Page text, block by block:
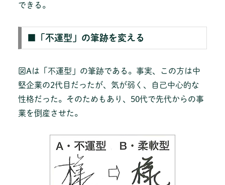
できる。
■「不運型」の筆跡を変える
図Aは「不運型」の筆跡である。事実、この方は中
堅企業の2代目だったが、気が弱く、自己中心的な
性格だった。そのためもあり、50代で先代からの事
業を倒産させた。